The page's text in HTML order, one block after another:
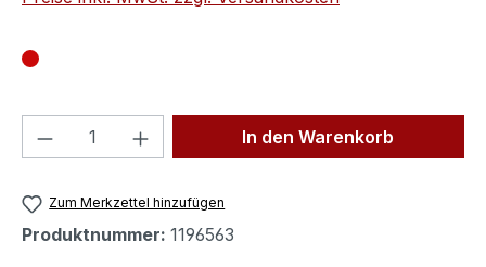
Produkt Anzahl: Gib denIn den Warenkorb
Zum Merkzettel hinzufügen
Produktnummer: 1196563